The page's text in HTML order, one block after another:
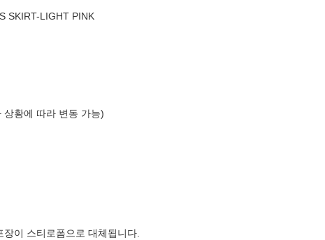
SKIRT-LIGHT PINK
상황에 따라 변동 가능)
이 스티로폼으로 대체됩니다.